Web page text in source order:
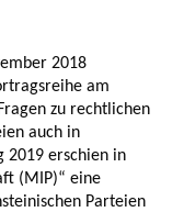
2018
am
zu rechtlichen
auch in
2019 erschien in
(MIP)“ eine
Parteien